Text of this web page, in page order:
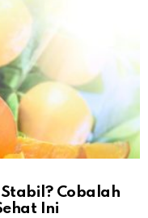
Cobalah
Ini